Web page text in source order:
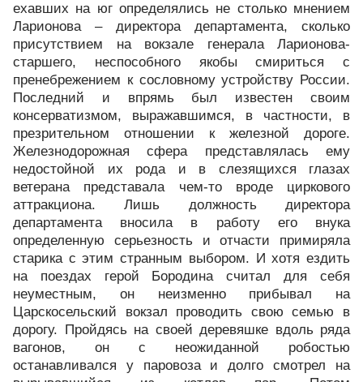
ехавших на юг определялись не столько мнением
Ларионова – директора департамента, сколько
присутствием на вокзале генерала Ларионова-
старшего, неспособного якобы смириться с
пренебрежением к сословному устройству России.
Последний и впрямь был известен своим
консерватизмом, выражавшимся, в частности, в
презрительном отношении к железной дороге.
Железнодорожная сфера представлялась ему
недостойной их рода и в слезящихся глазах
ветерана представала чем-то вроде циркового
аттракциона. Лишь должность директора
департамента вносила в работу его внука
определенную серьезность и отчасти примиряла
старика с этим странным выбором. И хотя ездить
на поездах герой Бородина считал для себя
неуместным, он неизменно прибывал на
Царскосельский вокзал проводить свою семью в
дорогу. Пройдясь на своей деревяшке вдоль ряда
вагонов, он с неожиданной робостью
останавливался у паровоза и долго смотрел на